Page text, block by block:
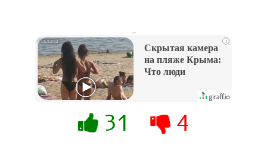
i
Скрытая камера
на пляже Крыма:
Что люди
их не видят...
31 4